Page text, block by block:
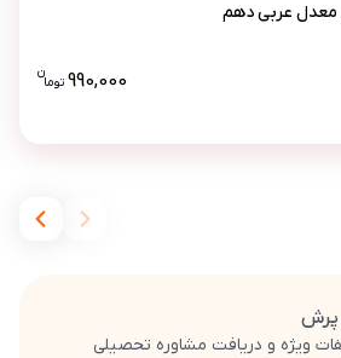
عربی دهم
990,000 توما
ن
قیمت
پرش
ویژه و دریافت مشاوره تحصیلی